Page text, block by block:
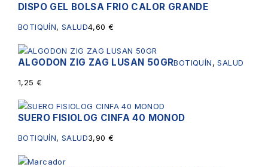
Sin existencias
DISPO GEL BOLSA FRIO CALOR GRANDE
BOTIQUÍN,SALUD4,60€
ALGODON ZIG ZAG LUSAN 50GRBOTIQUÍN,SALUD
1,25 €
SUERO FISIOLOG CINFA 40 MONOD
BOTIQUÍN,SALUD3,90€